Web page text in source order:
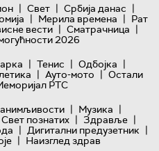
| Свет | Србија данас |
| Мерила времена | Рат
вести | Сматрачница |
2026
| Тенис | Одбојка |
| Ауто-мото | Остали
РТС
| Музика |
Свет познатих | Здравље |
| Дигитални предузетник |
| Наизглед здрав